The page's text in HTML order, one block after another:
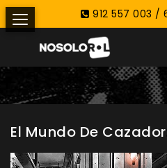
912 557 003 /
El Mundo De